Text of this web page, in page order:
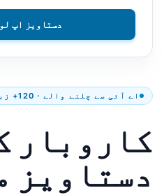
اے آئی سے چلنے والے · 120+ زبانیں
کاروبار
دستاویز
دستاویز اپ